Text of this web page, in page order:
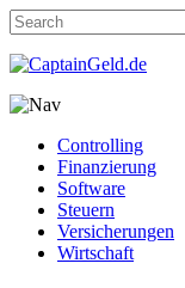
Controlling
Finanzierung
Software
Steuern
Versicherungen
Wirtschaft